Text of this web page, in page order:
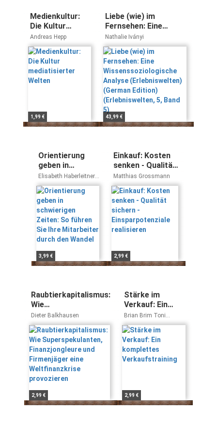
Medienkultur:
Die Kultur
mediatisierter
Welten
Andreas Hepp
1,99 €
Liebe (wie) im
Fernsehen: Eine
Wissenssoziologische
Analyse
(Erlebniswelten)
(German Edition)
(Erlebniswelten, 5,
Band 5)
Nathalie Iványi
43,99 €
Orientierung
geben in
schwierigen
Zeiten: So
führen Sie Ihre
Mitarbeiter
durch den
Wandel
Elisabeth Haberleitner,
Elisabeth Deistler,
Gerhard Ratz
3,99 €
Einkauf: Kosten
senken - Qualität
sichern -
Einsparpotenziale
realisieren
Matthias Grossmann
2,99 €
Raubtierkapitalismus:
Wie
Superspekulanten,
Finanzjongleure und
Firmenjäger eine
Weltfinanzkrise
provozieren
Dieter Balkhausen
2,99 €
Stärke im
Verkauf: Ein
komplettes
Verkaufstraining
Brian Brim Toni
Rutigliano
2,99 €